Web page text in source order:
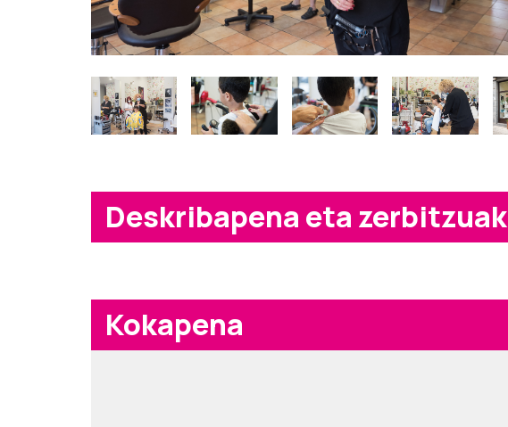
Deskribapena eta zerbitzuak
Kokapena